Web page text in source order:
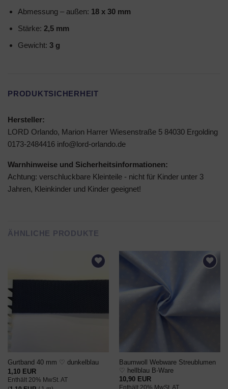
Abmessung – außen: 18 x 30 mm
Stärke: 2,5 mm
Gewicht: 3 g
PRODUKTSICHERHEIT
Hersteller:
LORD Orlando, Marion Harrer Wiesenstraße 5 84030 Ergolding
0173-2484416 info@lord-orlando.de
Warnhinweise und Sicherheitsinformationen:
Achtung: verschluckbare Kleinteile - nicht für Kinder unter 3
Jahren, Kleinkinder und Kinder geeignet!
ÄHNLICHE PRODUKTE
AUF DEN
Gurtband 40 mm ♡ dunkelblau
1,10 EUR
Enthält 20% MwSt. AT
WUNSCHZETTEL
Baumwoll Webware Streublumen
♡ hellblau B-Ware
10,90 EUR
Enthält 20% MwSt. AT